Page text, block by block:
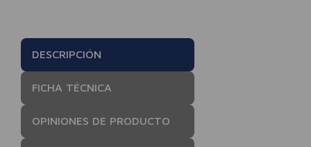
DESCRIPCIÓN
FICHA TÉCNICA
OPINIONES DE PRODUCTO